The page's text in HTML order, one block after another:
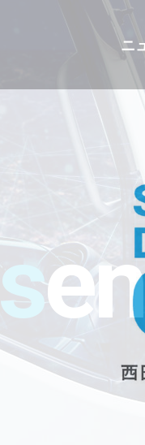
ニ
s